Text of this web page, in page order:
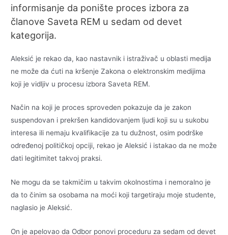
informisanje da ponište proces izbora za
članove Saveta REM u sedam od devet
kategorija.
Aleksić je rekao da, kao nastavnik i istraživač u oblasti medija
ne može da ćuti na kršenje Zakona o elektronskim medijima
koji je vidljiv u procesu izbora Saveta REM.
Način na koji je proces sproveden pokazuje da je zakon
suspendovan i prekršen kandidovanjem ljudi koji su u sukobu
interesa ili nemaju kvalifikacije za tu dužnost, osim podrške
određenoj političkoj opciji, rekao je Aleksić i istakao da ne može
dati legitimitet takvoj praksi.
Ne mogu da se takmičim u takvim okolnostima i nemoralno je
da to činim sa osobama na moći koji targetiraju moje studente,
naglasio je Aleksić.
On je apelovao da Odbor ponovi proceduru za sedam od devet